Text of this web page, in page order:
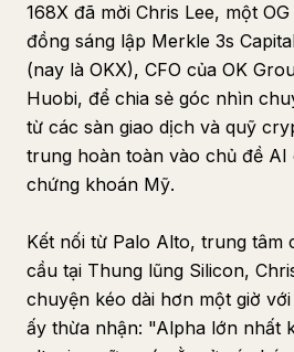
168X đã mời Chris Lee, một
đồng sáng lập Merkle 3s
(nay là OKX), CFO của OK
Huobi, để chia sẻ góc nhìn
từ các sàn giao dịch và quỹ
trung hoàn toàn vào chủ đề
chứng khoán Mỹ.
Kết nối từ Palo Alto, trung tâm
cầu tại Thung lũng Silicon,
chuyện kéo dài hơn một giờ
ấy thừa nhận: "Alpha lớn nhất